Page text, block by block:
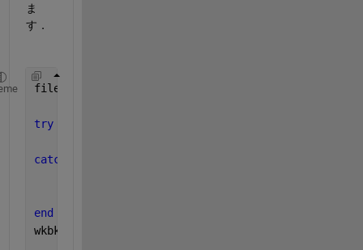
ま
す．
filename =
try
catch
end
wkbk = excelapp.Workbooks;